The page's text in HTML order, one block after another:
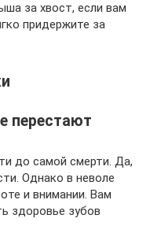
за хвост, если вам
придержите за
перестают
до самой смерти. Да,
Однако в неволе
и внимании. Вам
здоровье зубов